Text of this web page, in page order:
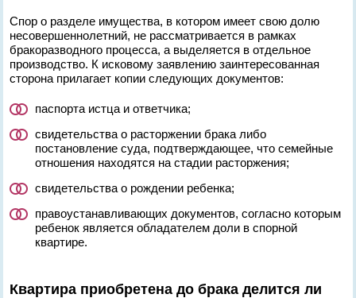
Спор о разделе имущества, в котором имеет свою долю
несовершеннолетний, не рассматривается в рамках
бракоразводного процесса, а выделяется в отдельное
производство. К исковому заявлению заинтересованная
сторона прилагает копии следующих документов:
паспорта истца и ответчика;
свидетельства о расторжении брака либо
постановление суда, подтверждающее, что семейные
отношения находятся на стадии расторжения;
свидетельства о рождении ребенка;
правоустанавливающих документов, согласно которым
ребенок является обладателем доли в спорной
квартире.
Квартира приобретена до брака делится ли